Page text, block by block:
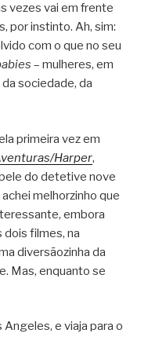
vezes vai em frente
por instinto. Ah, sim:
com o que no seu
– mulheres, em
sociedade, da
primeira vez em
Harper,
do detetive nove
melhorzinho que
embora
dois filmes, na
diversãozinha da
Mas, enquanto se
e viaja para o